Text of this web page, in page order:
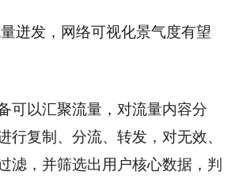
迸发，网络可视化景气度有望
可以汇聚流量，对流量内容分
行复制、分流、转发，对无效、
滤，并筛选出用户核心数据，判